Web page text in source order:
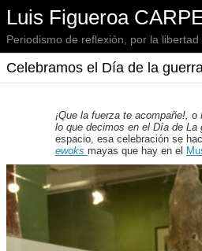
Luis Figueroa
Periodismo de reflexión, por la libertad
Celebramos el Día de la
¡Que la fuerza te acompañe!, o
lo que decimos en el Día de La
espacio, esa celebración se
ewoks mayas que hay en el